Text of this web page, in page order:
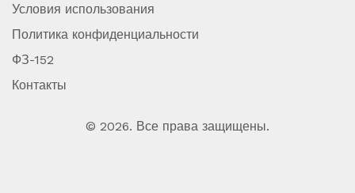
Условия использования
Политика конфиденциальности
ФЗ-152
Контакты
© 2026. Все права защищены.